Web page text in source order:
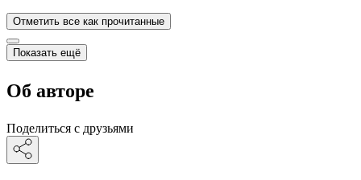
Отметить все как прочитанные
Показать ещё
Об авторе
Поделиться с друзьями